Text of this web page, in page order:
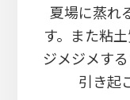
夏場に蒸れ
す。また粘
ジメジメす
引き起